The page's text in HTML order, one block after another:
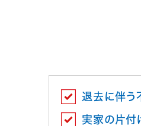
退去に伴う
実家の片付